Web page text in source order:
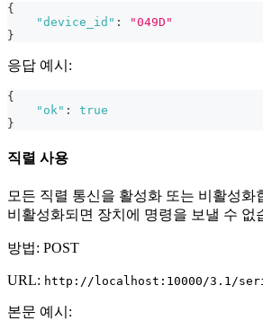
{
"device_id" :
"049D"
}
응답 예시:
{
"ok" :
true
}
직렬 사용
모든 직렬 통신을 활성화 또는 비활성화
비활성화되면 장치에 명령을 보낼 수 없
방법: POST
URL: http://localhost:10000/3.1/
본문 예시: